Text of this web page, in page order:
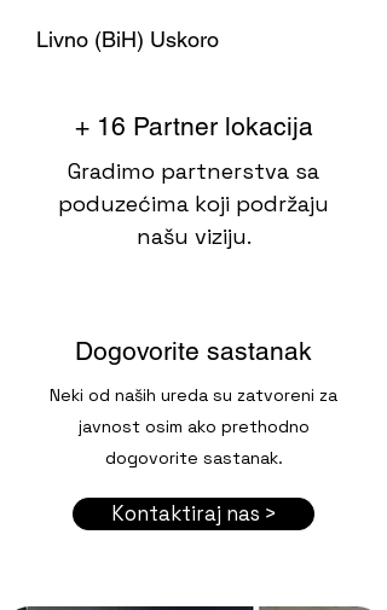
Livno (BiH) Uskoro
+ 16 Partner lokacija
Gradimo partnerstva sa
poduzećima koji podržaju
našu viziju.
Dogovorite sastanak
Neki od naših ureda su zatvoreni za
javnost osim ako prethodno
dogovorite sastanak.
Kontaktiraj nas >